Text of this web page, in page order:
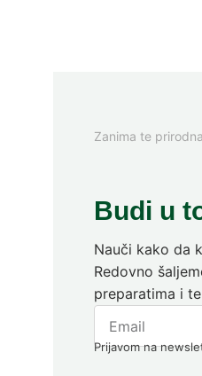
Zanima te
Budi u
Nauči kako da
Redovno
preparatima i
Prijavom na